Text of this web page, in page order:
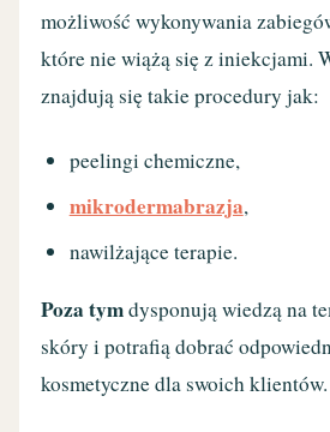
możliwość wykonywania
które nie wiążą się z iniekcjami.
znajdują się takie procedury jak:
peelingi chemiczne,
mikrodermabrazja,
nawilżające terapie.
Poza tymdysponują wiedzą na
skóry i potrafią dobrać
kosmetyczne dla swoich klientów.